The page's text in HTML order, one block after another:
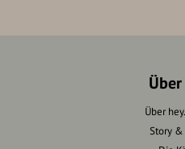
Über
Story &